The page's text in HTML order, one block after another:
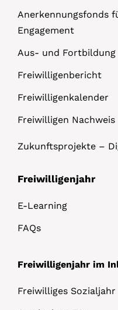
Anerkennungsfonds
Engagement
Aus- und Fortbildung
Freiwilligenbericht
Freiwilligenkalender
Freiwilligen Nachweis
Zukunftsprojekte –
Freiwilligenjahr
E-Learning
FAQs
Freiwilligenjahr im
Freiwilliges Sozialjahr